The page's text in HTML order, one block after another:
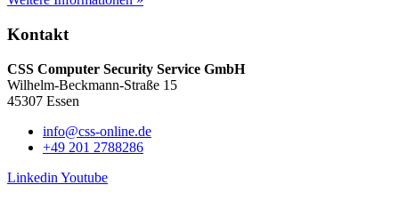
Kontakt
CSS Computer Security Service GmbH
Wilhelm-Beckmann-Straße 15
45307 Essen
info@css-online.de
+49 201 2788286
Linkedin Youtube